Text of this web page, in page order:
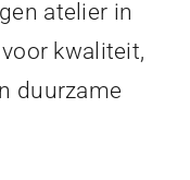
atelier in
kwaliteit,
duurzame